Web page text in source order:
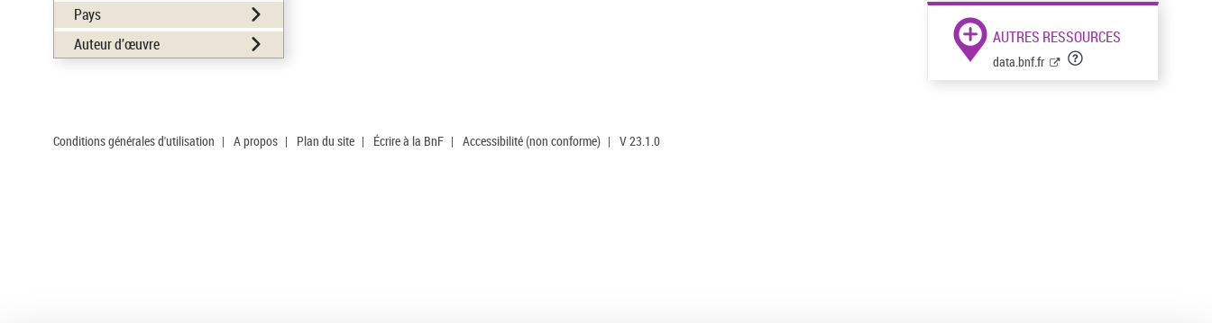
Pays
Auteur d’œuvre
AUTRES RESSOURCES
data.bnf.fr
Conditions générales d'utilisation | A propos | Plan du site | Écrire à la BnF | Accessibilité (non conforme) | V 23.1.0